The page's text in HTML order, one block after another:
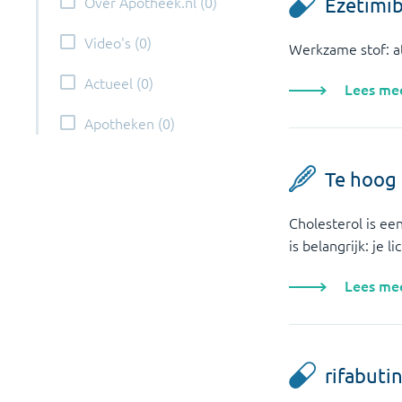
Video's (0)
Actueel (0)
Apotheken (0)
Werkzame stof:
Lees
Te
Cholesterol is
is belangrijk: je
Lees